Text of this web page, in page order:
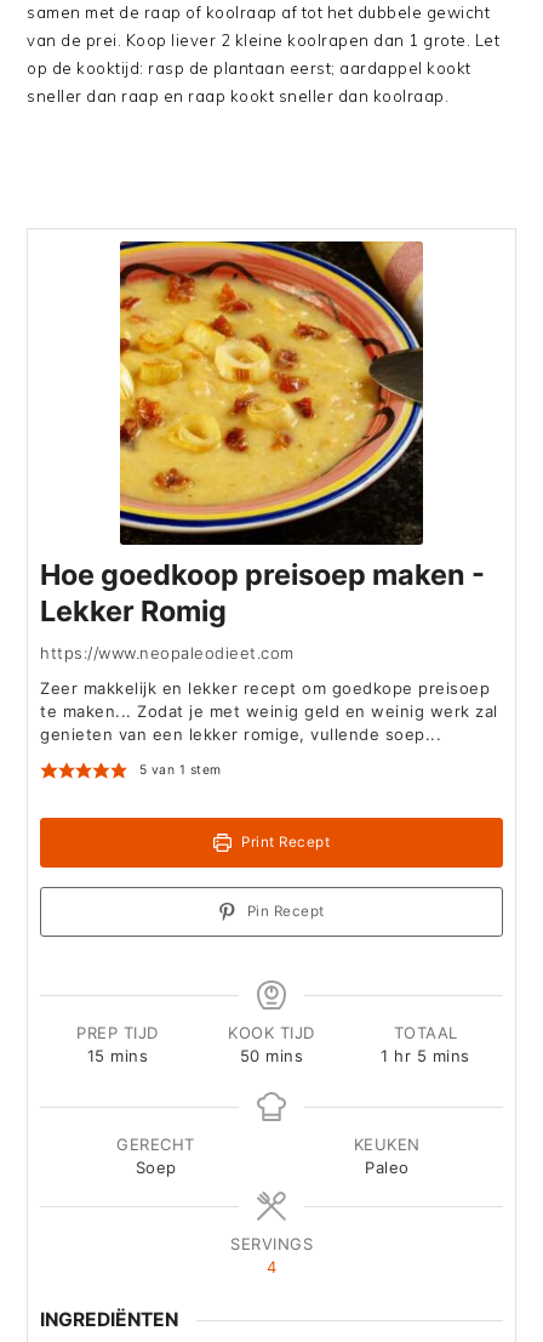
samen met de raap of koolraap af tot het dubbele gewicht
van de prei. Koop liever 2 kleine koolrapen dan 1 grote. Let
op de kooktijd: rasp de plantaan eerst; aardappel kookt
sneller dan raap en raap kookt sneller dan koolraap.
Hoe goedkoop preisoep maken -
Lekker Romig
https://www.neopaleodieet.com
Zeer makkelijk en lekker recept om goedkope preisoep
te maken... Zodat je met weinig geld en weinig werk zal
genieten van een lekker romige, vullende soep...
5 van 1 stem
Print Recept
Pin Recept
PREP TIJD
15 minutes
mins
KOOK TIJD
50minutes
mins
TOTAAL
1 hour
hr 5 minutes
mins
GERECHT
Soep
KEUKEN
Paleo
SERVINGS
4
INGREDIËNTEN